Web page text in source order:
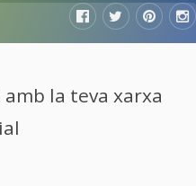
la teva xarxa